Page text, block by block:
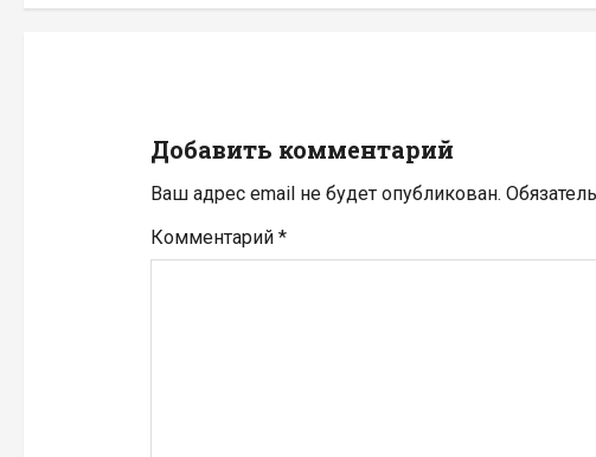
а
я
п
о
Добавить комментарий
Ваш адрес email не будет опубликован.
Комментарий *